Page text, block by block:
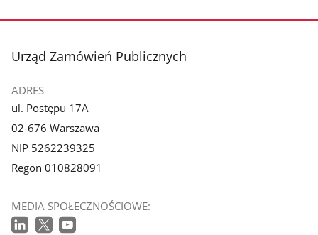
stopka
Urząd Zamówień Publicznych
ADRES
ul. Postępu 17A
02-676 Warszawa
NIP 5262239325
Regon 010828091
MEDIA SPOŁECZNOŚCIOWE: